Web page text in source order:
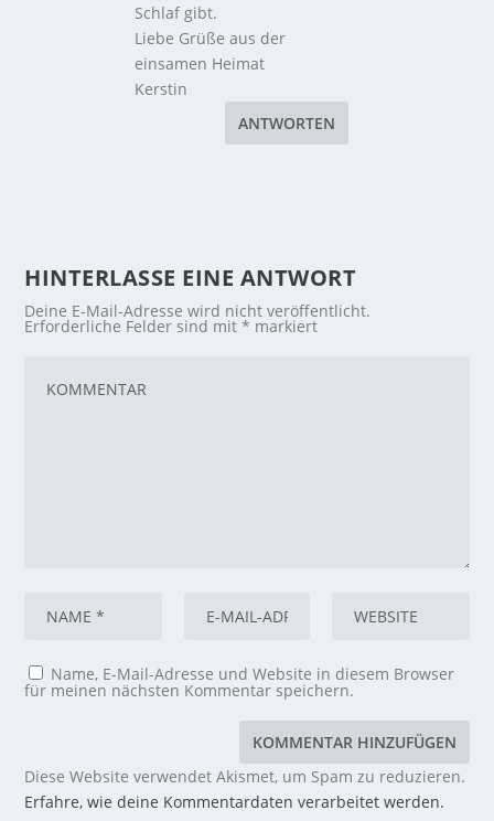
Schlaf gibt.
Liebe Grüße aus der
einsamen Heimat
Kerstin
ANTWORTEN
HINTERLASSE EINE ANTWORT
Deine E-Mail-Adresse wird nicht veröffentlicht.
Erforderliche Felder sind mit* markiert
Name, E-Mail-Adresse und Website in diesem Browser
für meinen nächsten Kommentar speichern.
Diese Website verwendet Akismet, um Spam zu reduzieren.
Erfahre, wie deine Kommentardaten verarbeitet werden.